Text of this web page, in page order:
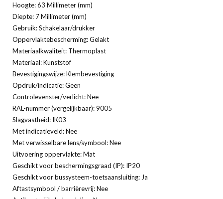
Hoogte: 63 Millimeter (mm)
Diepte: 7 Millimeter (mm)
Gebruik: Schakelaar/drukker
Oppervlaktebescherming: Gelakt
Materiaalkwaliteit: Thermoplast
Materiaal: Kunststof
Bevestigingswijze: Klembevestiging
Opdruk/indicatie: Geen
Controlevenster/verlicht: Nee
RAL-nummer (vergelijkbaar): 9005
Slagvastheid: IK03
Met indicatieveld: Nee
Met verwisselbare lens/symbool: Nee
Uitvoering oppervlakte: Mat
Geschikt voor beschermingsgraad (IP): IP20
Geschikt voor bussysteem-toetsaansluiting: Ja
Aftastsymbool / barrièrevrij: Nee